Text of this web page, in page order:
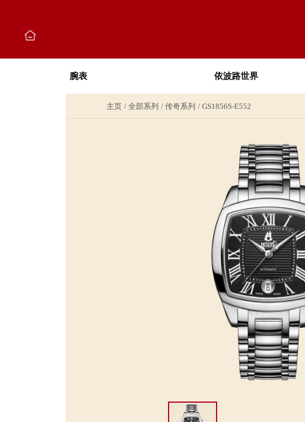
腕表 依波路世界
主页 全部系列 传奇系列 GS1856S-E552